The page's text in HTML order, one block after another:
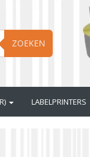
ZOEKEN
LABELPRINTERS